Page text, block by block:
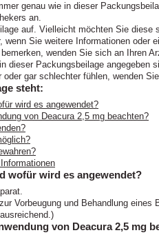
genau wie in dieser
an.
auf. Vielleicht möchten Sie diese
wenn Sie weitere Informationen oder
wenden Sie sich an Ihren
dieser Packungsbeilage angegeben
gar schlechter fühlen, wenden
steht:
wird es angewendet?
von Deacura 2,5 mg beachten?
wofür wird es angewendet?
Vorbeugung und Behandlung eines
von Deacura 2,5 mg